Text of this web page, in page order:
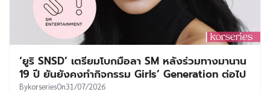
‘ยูริ SNSD’ เตรียมโบกมือลา SM หลังร่วมทางมานาน
19 ปี ยันยังคงทำกิจกรรม Girls’ Generation ต่อไป
BykorseriesOn31/07/2026